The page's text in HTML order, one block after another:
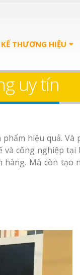
THƯƠNG HIỆU
uy tín
hiệu quả. Và
công nghiệp tại
Mà còn tạo